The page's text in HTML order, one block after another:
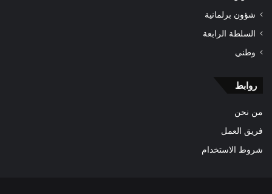
شؤون برلمانية
السلطة الرابعة
وطني
روابط
من نحن
فريق العمل
شروط الاستخدام